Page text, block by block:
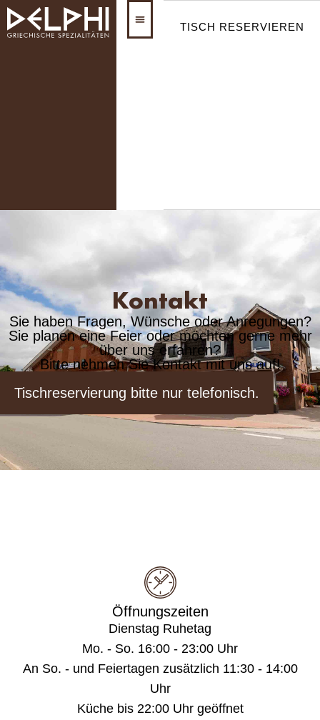
TISCH RESERVIEREN
Kontakt
Sie haben Fragen, Wünsche oder Anregungen?
Sie planen eine Feier oder möchten gerne mehr
über uns erfahren?
Bitte nehmen Sie Kontakt mit uns auf!
Tischreservierung bitte nur telefonisch.
Öffnungszeiten
Dienstag Ruhetag
Mo. - So. 16:00 - 23:00 Uhr
An So. - und Feiertagen zusätzlich 11:30 - 14:00
Uhr
Küche bis 22:00 Uhr geöffnet